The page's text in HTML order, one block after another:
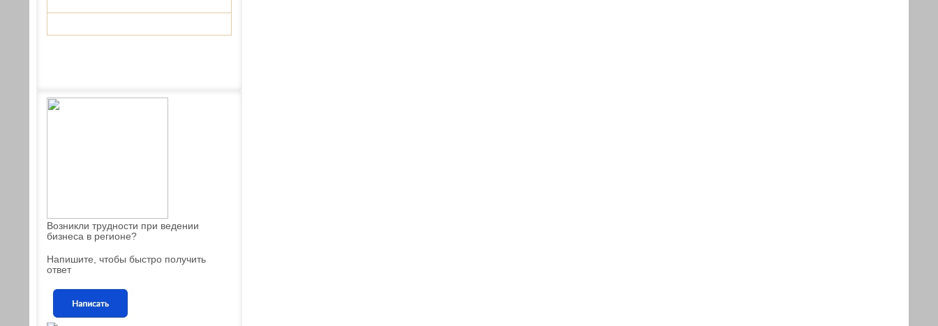
Возникли трудности при ведении
бизнеса в регионе?
Напишите, чтобы быстро получить
ответ